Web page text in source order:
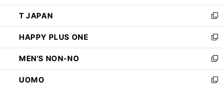
開
く
ウ
で
開
く
ン
ド
ウ
で
開
く
ウ
ィ
ン
ド
ウ
で
開
く
し
い
ウ
ィ
ン
ド
ウ
で
T JAPAN
新
し
い
ウ
ィ
ン
ド
HAPPY PLUS ONE
新
し
い
ウ
ィ
MEN'S NON-NO
新
し
い
UOMO
新